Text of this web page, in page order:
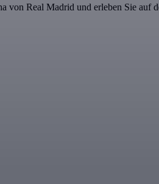
von Real Madrid und erleben Sie auf